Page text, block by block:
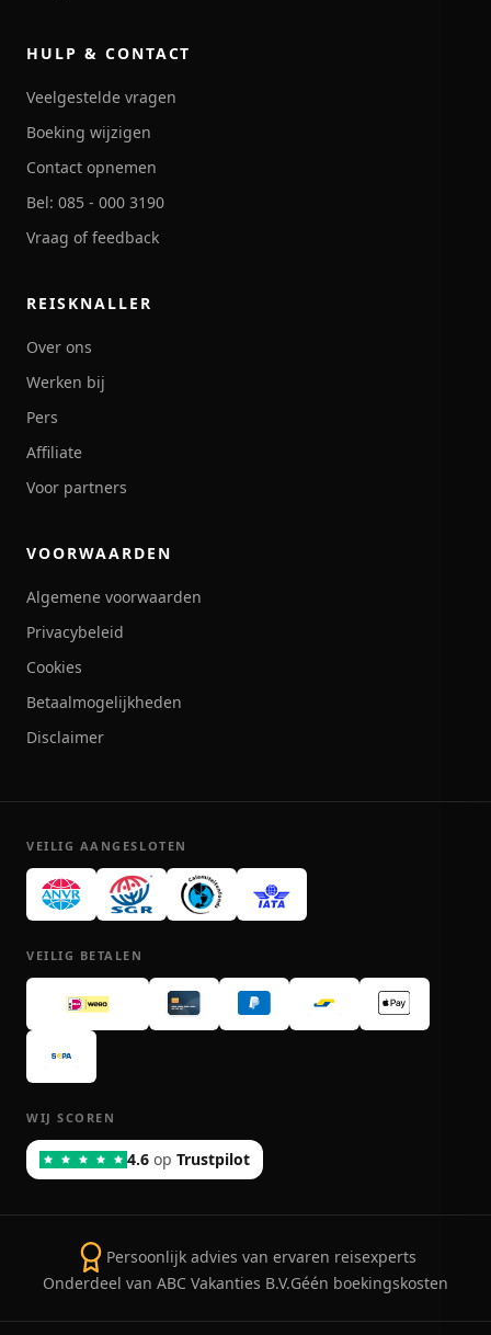
HULP & CONTACT
Veelgestelde vragen
Boeking wijzigen
Contact opnemen
Bel: 085 - 000 3190
Vraag of feedback
REISKNALLER
Over ons
Werken bij
Pers
Affiliate
Voor partners
VOORWAARDEN
Algemene voorwaarden
Privacybeleid
Cookies
Betaalmogelijkheden
Disclaimer
VEILIG AANGESLOTEN
VEILIG BETALEN
WIJ SCOREN
4.6 op Trustpilot
Persoonlijk advies van ervaren reisexperts
Onderdeel van ABC Vakanties B.V.Géén boekingskosten